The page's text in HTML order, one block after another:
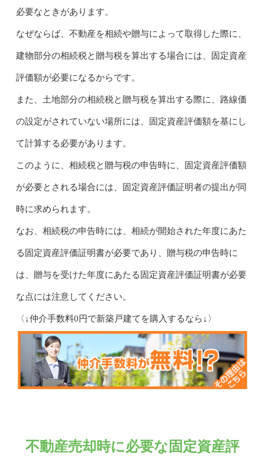
必要なときがあります。
なぜならば、不動産を相続や贈与によって取得した際に、
建物部分の相続税と贈与税を算出する場合には、固定資産
評価額が必要になるからです。
また、土地部分の相続税と贈与税を算出する際に、路線価
の設定がされていない場所には、固定資産評価額を基にし
て計算する必要があります。
このように、相続税と贈与税の申告時に、固定資産評価額
が必要とされる場合には、固定資産評価証明者の提出が同
時に求められます。
なお、相続税の申告時には、相続が開始された年度にあた
る固定資産評価証明書が必要であり、贈与税の申告時に
は、贈与を受けた年度にあたる固定資産評価証明書が必要
な点には注意してください。
〈↓仲介手数料0円で新築戸建てを購入するなら↓〉
不動産売却時に必要な固定資産評